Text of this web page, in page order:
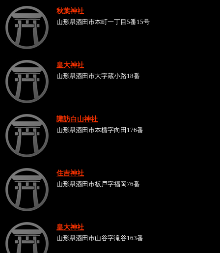
秋葉神社
山形県酒田市本町一丁目5番15号
皇大神社
山形県酒田市大字蔵小路18番
諏訪白山神社
山形県酒田市本楯字向田176番
住吉神社
山形県酒田市板戸字福岡76番
皇大神社
山形県酒田市山谷字滝谷163番